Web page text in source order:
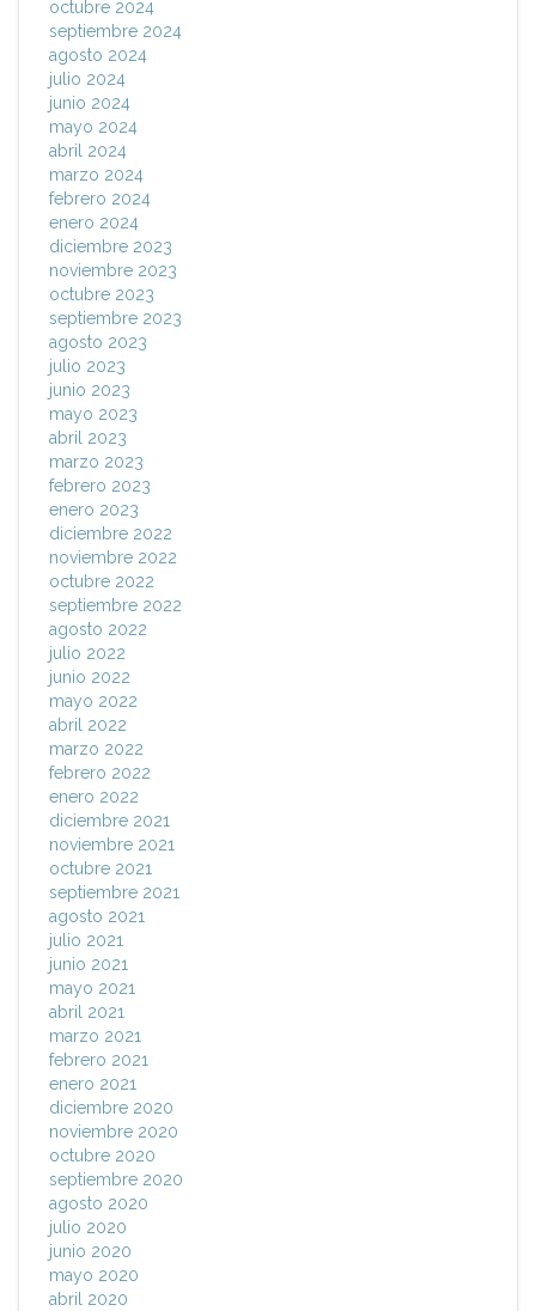
octubre 2024
septiembre 2024
agosto 2024
julio 2024
junio 2024
mayo 2024
abril 2024
marzo 2024
febrero 2024
enero 2024
diciembre 2023
noviembre 2023
octubre 2023
septiembre 2023
agosto 2023
julio 2023
junio 2023
mayo 2023
abril 2023
marzo 2023
febrero 2023
enero 2023
diciembre 2022
noviembre 2022
octubre 2022
septiembre 2022
agosto 2022
julio 2022
junio 2022
mayo 2022
abril 2022
marzo 2022
febrero 2022
enero 2022
diciembre 2021
noviembre 2021
octubre 2021
septiembre 2021
agosto 2021
julio 2021
junio 2021
mayo 2021
abril 2021
marzo 2021
febrero 2021
enero 2021
diciembre 2020
noviembre 2020
octubre 2020
septiembre 2020
agosto 2020
julio 2020
junio 2020
mayo 2020
abril 2020